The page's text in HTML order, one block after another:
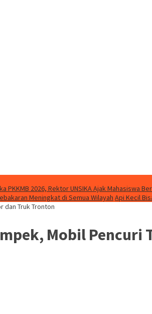
PKKMB 2026, Rektor UNSIKA Ajak Mahasiswa
Meningkat di Semua Wilayah Api Kecil
dan Truk Tronton
Mobil Pencuri